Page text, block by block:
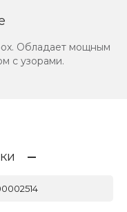
Обладает мощным
с узорами.